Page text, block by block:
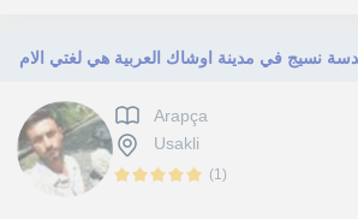
Arapça
Usakli
(1)